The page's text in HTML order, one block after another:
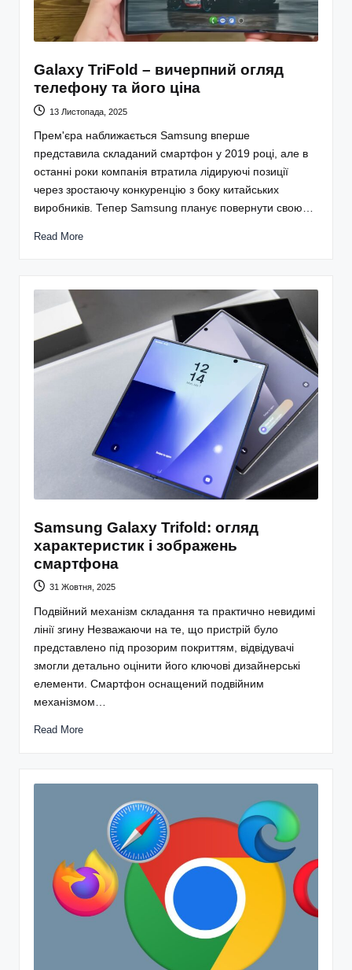
Galaxy TriFold – вичерпний огляд
телефону та його ціна
13 Листопада, 2025
Прем'єра наближається Samsung вперше
представила складаний смартфон у 2019 році, але в
останні роки компанія втратила лідируючі позиції
через зростаючу конкуренцію з боку китайських
виробників. Тепер Samsung планує повернути свою…
Read More
Samsung Galaxy Trifold: огляд
характеристик і зображень
смартфона
31 Жовтня, 2025
Подвійний механізм складання та практично невидимі
лінії згину Незважаючи на те, що пристрій було
представлено під прозорим покриттям, відвідувачі
змогли детально оцінити його ключові дизайнерські
елементи. Смартфон оснащений подвійним
механізмом…
Read More